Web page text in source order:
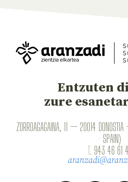
Entzuten
zure
ZORROAGAGAINA, 11 — 20014
· SPAIN)
T. 943 46 61